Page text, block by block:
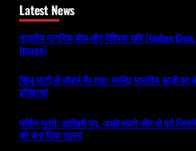
Latest News
भारतीय नागरिक बोध और वैश्विक छवि [Indian
Image]
सिंधु घाटी से मॉडर्न रैंप तक: जानिए भारतीय साड़ी
इतिहास!
मर्लिन मुनरो: आखिरी घर, अधूरे सपने और वो दर्द
को बना दिया रहस्य